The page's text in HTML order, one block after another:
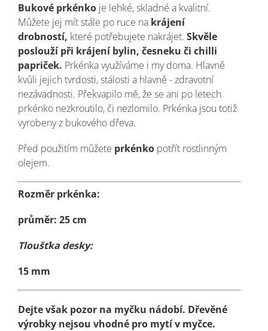
Bukové prkénko je lehké, skladné a kvalitní.
Můžete jej mít stále po ruce na krájení
drobností, které potřebujete nakrájet. Skvěle
poslouží při krájení bylin, česneku či chilli
papriček. Prkénka využíváme i my doma. Hlavně
kvůli jejich tvrdosti, stálosti a hlavně - zdravotní
nezávadnosti. Překvapilo mě, že se ani po letech
prkénko nezkroutilo, či nezlomilo. Prkénka jsou totiž
vyrobeny z bukového dřeva.
Před použitím můžete prkénko potřít rostlinným
olejem.
Rozměr prkénka:
průměr: 25 cm
Tloušťka desky:
15 mm
Dejte však pozor na myčku nádobí. Dřevěné
výrobky nejsou vhodné pro mytí v myčce.